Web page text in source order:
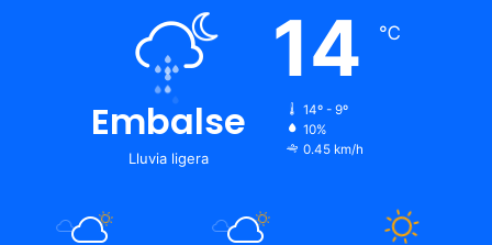
Embalse
Lluvia ligera
14 ℃
14º - 9º
10%
0.45 km/h